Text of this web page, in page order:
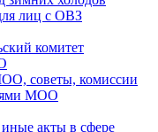
лиц с ОВЗ
комитет
советы, комиссии
МОО
акты в сфере